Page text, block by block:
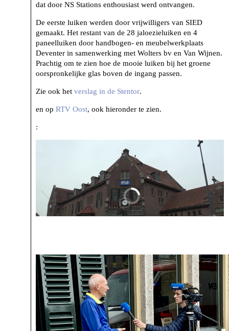
dat door NS Stations enthousiast werd ontvangen.
De eerste luiken werden door vrijwilligers van SIED
gemaakt. Het restant van de 28 jaloezieluiken en 4
paneelluiken door handbogen- en meubelwerkplaats
Deventer in samenwerking met Wolters bv en Van Wijnen.
Prachtig om te zien hoe de mooie luiken bij het groene
oorspronkelijke glas boven de ingang passen.
Zie ook het verslag in de Stentor.
en op RTV Oost, ook hieronder te zien.
: